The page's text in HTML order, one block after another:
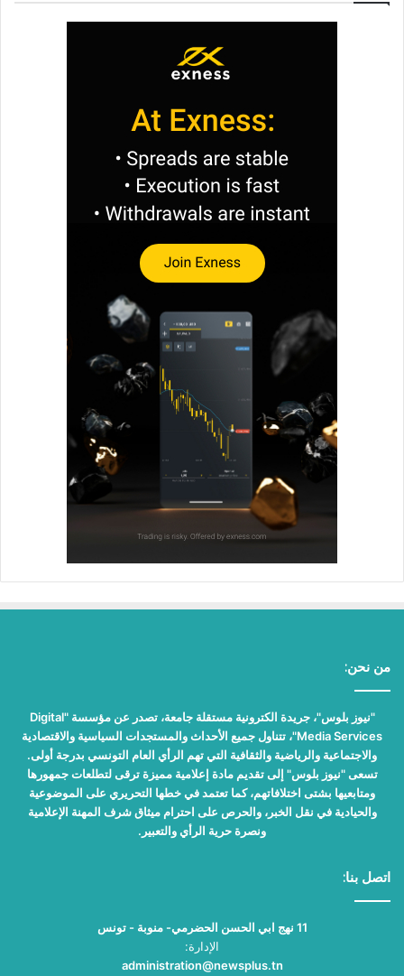
من نحن:
"نيوز بلوس"، جريدة الكترونية مستقلة جامعة، تصدر عن مؤسسة "Digital
Media Services"، تتناول جميع الأحداث والمستجدات السياسية والاقتصادية
والاجتماعية والرياضية والثقافية التي تهم الرأي العام التونسي بدرجة أولى.
تسعى "نيوز بلوس" إلى تقديم مادة إعلامية مميزة ترقى لتطلعات جمهورها
ومتابعيها بشتى اختلافاتهم، كما تعتمد في خطها التحريري على الموضوعية
والحيادية في نقل الخبر، والحرص على احترام ميثاق شرف المهنة الإعلامية
ونصرة حرية الرأي والتعبير.
اتصل بنا:
11 نهج ابي الحسن الحضرمي- منوبة - تونس
الإدارة:
administration@newsplus.tn